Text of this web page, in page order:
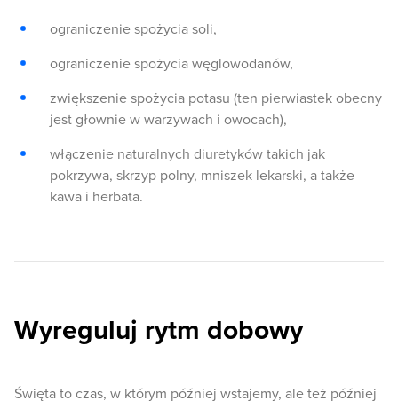
ograniczenie spożycia soli,
ograniczenie spożycia węglowodanów,
zwiększenie spożycia potasu (ten pierwiastek obecny
jest głownie w warzywach i owocach),
włączenie naturalnych diuretyków takich jak
pokrzywa, skrzyp polny, mniszek lekarski, a także
kawa i herbata.
Wyreguluj rytm dobowy
Święta to czas, w którym później wstajemy, ale też później